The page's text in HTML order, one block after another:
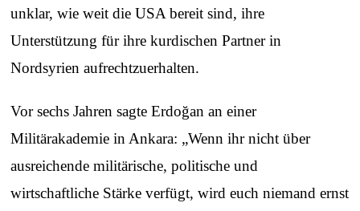
unklar, wie weit die USA bereit sind, ihre
Unterstützung für ihre kurdischen Partner in
Nordsyrien aufrechtzuerhalten.
Vor sechs Jahren sagte Erdoğan an einer
Militärakademie in Ankara: „Wenn ihr nicht über
ausreichende militärische, politische und
wirtschaftliche Stärke verfügt, wird euch niemand ernst